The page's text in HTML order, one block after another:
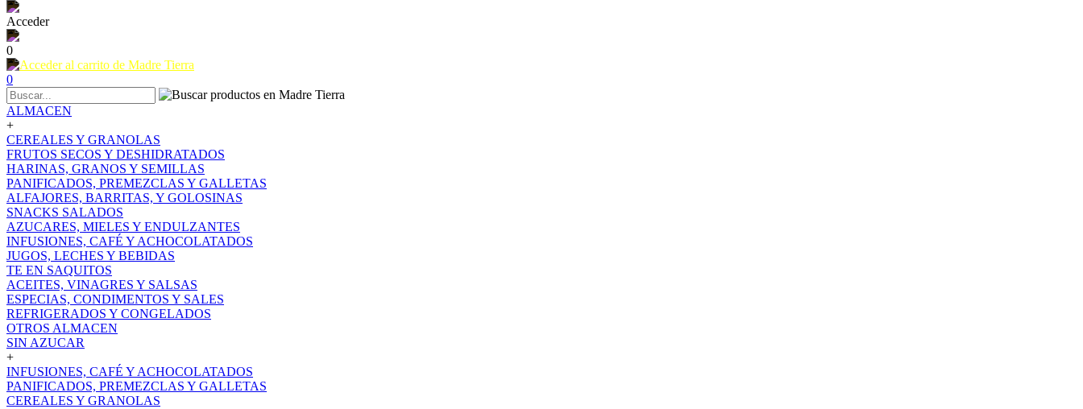
Acceder
0
0
ALMACEN
+
CEREALES Y GRANOLAS
FRUTOS SECOS Y DESHIDRATADOS
HARINAS, GRANOS Y SEMILLAS
PANIFICADOS, PREMEZCLAS Y GALLETAS
ALFAJORES, BARRITAS, Y GOLOSINAS
SNACKS SALADOS
AZUCARES, MIELES Y ENDULZANTES
INFUSIONES, CAFÉ Y ACHOCOLATADOS
JUGOS, LECHES Y BEBIDAS
TE EN SAQUITOS
ACEITES, VINAGRES Y SALSAS
ESPECIAS, CONDIMENTOS Y SALES
REFRIGERADOS Y CONGELADOS
OTROS ALMACEN
SIN AZUCAR
+
INFUSIONES, CAFÉ Y ACHOCOLATADOS
PANIFICADOS, PREMEZCLAS Y GALLETAS
CEREALES Y GRANOLAS